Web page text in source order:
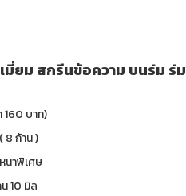
มี่ยม สกรีนข้อความ บนร่ม ร่ม
160 บาท)
8 ก้าน )
นาพิเศษ
10 มิล